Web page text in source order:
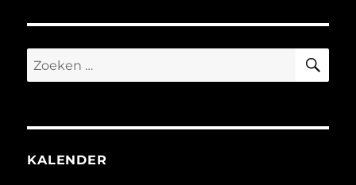
Zoeken
naar:
KALENDER